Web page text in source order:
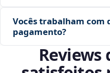
Vocês trabalham com
pagamento?
Reviews